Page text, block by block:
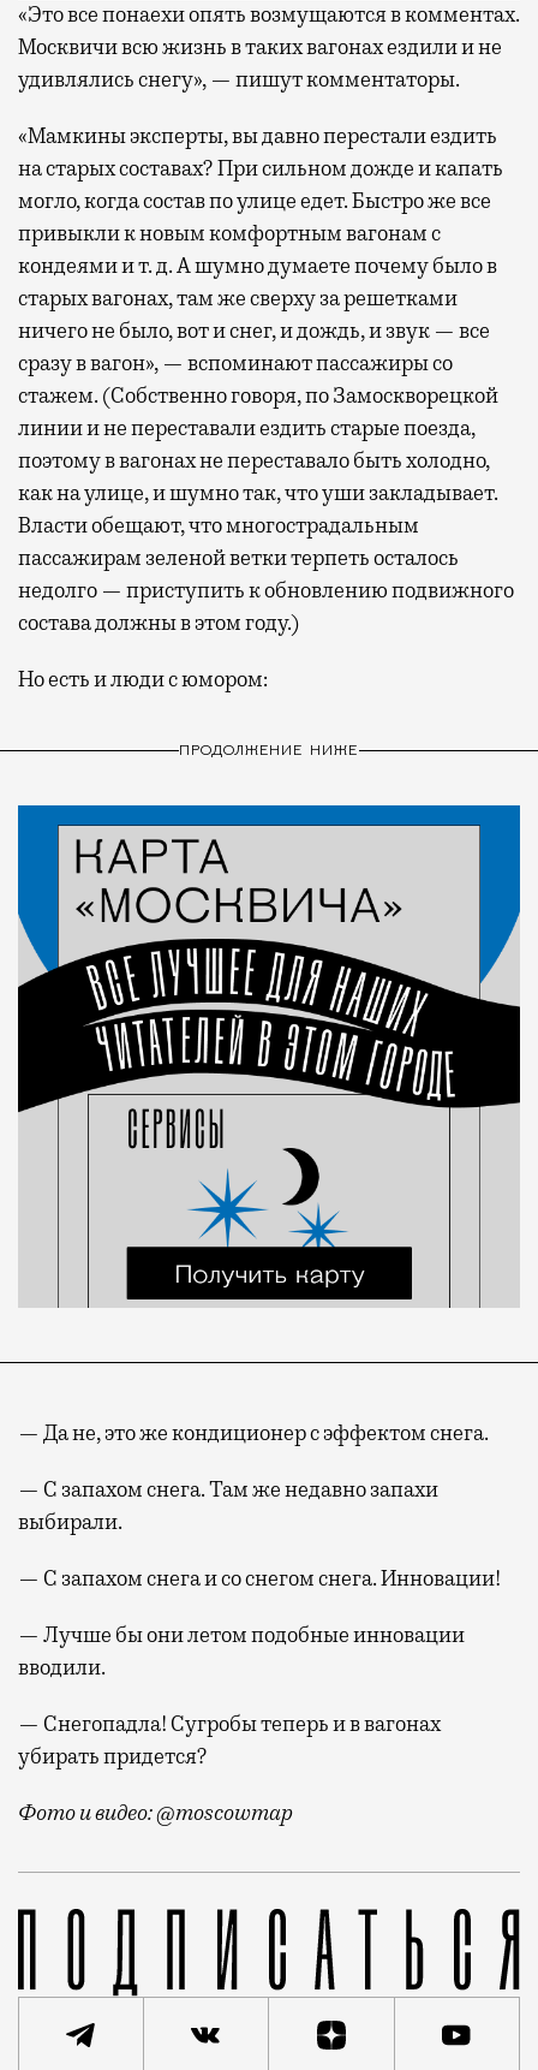
«Это все понаехи опять возмущаются в комментах.
Москвичи всю жизнь в таких вагонах ездили и не
удивлялись снегу», — пишут комментаторы.
«Мамкины эксперты, вы давно перестали ездить
на старых составах? При сильном дожде и капать
могло, когда состав по улице едет. Быстро же все
привыкли к новым комфортным вагонам с
кондеями и т. д. А шумно думаете почему было в
старых вагонах, там же сверху за решетками
ничего не было, вот и снег, и дождь, и звук — все
сразу в вагон», — вспоминают пассажиры со
стажем. (Собственно говоря, по Замоскворецкой
линии и не переставали ездить старые поезда,
поэтому в вагонах не переставало быть холодно,
как на улице, и шумно так, что уши закладывает.
Власти обещают, что многострадальным
пассажирам зеленой ветки терпеть осталось
недолго — приступить к обновлению подвижного
состава должны в этом году.)
Но есть и люди с юмором:
ПРОДОЛЖЕНИЕ НИЖЕ
— Да не, это же кондиционер с эффектом снега.
— С запахом снега. Там же недавно запахи
выбирали.
— С запахом снега и со снегом снега. Инновации!
— Лучше бы они летом подобные инновации
вводили.
— Снегопадла! Сугробы теперь и в вагонах
убирать придется?
Фото и видео: @moscowmap
Сегодняшний снегопад добрался и до метро. В